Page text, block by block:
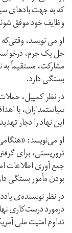
که به جهت بادهای
وظایف خود موفق
او می نویسد،
حل یک جرم،
مشارکت، مستقیماً به
بستگی دارد.
در نظر کمپبل،
سیاستمداران، با
این نهاد را دچار
او می‌نویسد:
تروریستی، برای
جمع آوری اطلاعات
بودن مأمور بستگی
در نظر نویسنده‌ی
درمورد درست‌کاری
تداوم امنیت ملی